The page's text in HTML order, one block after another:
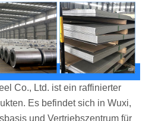
Co., Ltd. ist ein raffinierter
Es befindet sich in Wuxi,
und Vertriebszentrum für